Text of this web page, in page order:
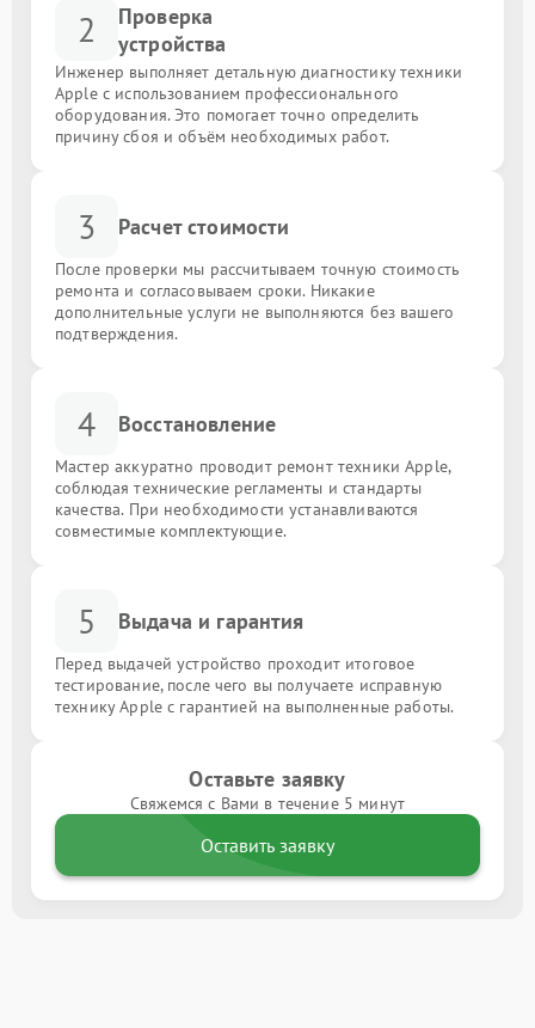
2
Проверка
устройства
Инженер выполняет детальную диагностику техники
Apple с использованием профессионального
оборудования. Это помогает точно определить
причину сбоя и объём необходимых работ.
3 Расчет стоимости
После проверки мы рассчитываем точную стоимость
ремонта и согласовываем сроки. Никакие
дополнительные услуги не выполняются без вашего
подтверждения.
4 Восстановление
Мастер аккуратно проводит ремонт техники Apple,
соблюдая технические регламенты и стандарты
качества. При необходимости устанавливаются
совместимые комплектующие.
5 Выдача и гарантия
Перед выдачей устройство проходит итоговое
тестирование, после чего вы получаете исправную
технику Apple с гарантией на выполненные работы.
Оставьте заявку
Свяжемся с Вами в течение 5 минут
Оставить заявку